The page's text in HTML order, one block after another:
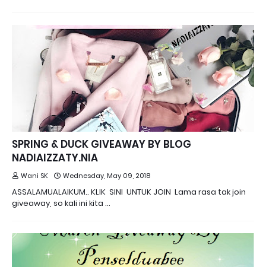
SPRING & DUCK GIVEAWAY BY BLOG
NADIAIZZATY.NIA
Wani SK Wednesday, May 09, 2018
ASSALAMUALAIKUM.. KLIK SINI UNTUK JOIN Lama rasa tak join
giveaway, so kali ini kita …